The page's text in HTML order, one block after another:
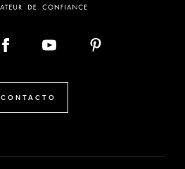
CONTACTO